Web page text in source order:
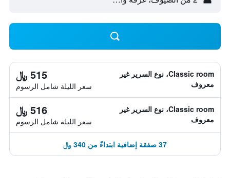
Classic room، نوع السرير غير
معروف
515 ﷼
سعر الليلة شامل الرسوم
Classic room، نوع السرير غير
معروف
516 ﷼
سعر الليلة شامل الرسوم
37 صفقة إضافية ابتداءً من 340 ﷼